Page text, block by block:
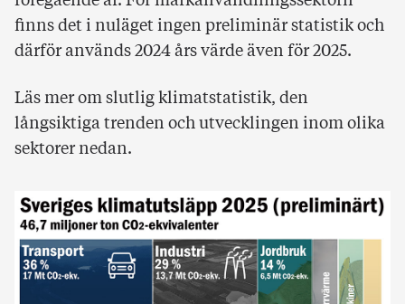
finns det i nuläget ingen preliminär statistik och
därför används 2024 års värde även för 2025.
Läs mer om slutlig klimatstatistik, den
långsiktiga trenden och utvecklingen inom olika
sektorer nedan.